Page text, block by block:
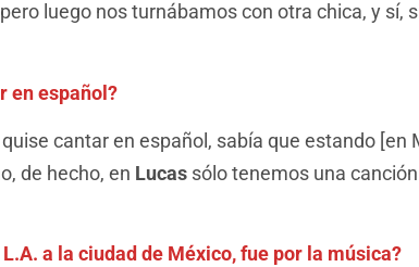
luego nos turnábamos con otra chica, y sí,
en español?
cantar en español, sabía que estando [en
de hecho, en Lucas sólo tenemos una canción
a la ciudad de México, fue por la música?